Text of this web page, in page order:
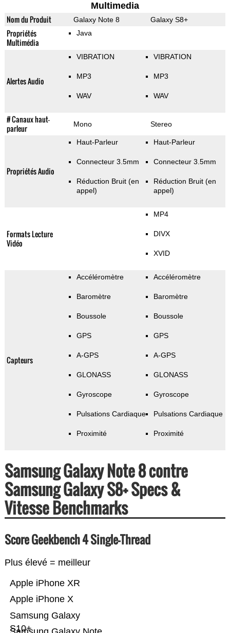
Multimedia
Nom du Produit Galaxy Note 8 Galaxy S8+
Propriétés
Multimédia
Java
Alertes Audio
VIBRATION
MP3
WAV
VIBRATION
MP3
WAV
# Canaux haut-
parleur
Mono Stereo
Propriétés Audio
Haut-Parleur
Connecteur 3.5mm
Réduction Bruit (en
appel)
Haut-Parleur
Connecteur 3.5mm
Réduction Bruit (en
appel)
Formats Lecture
Vidéo
MP4
DIVX
XVID
Capteurs
Accéléromètre
Baromètre
Boussole
GPS
A-GPS
GLONASS
Gyroscope
Pulsations Cardiaque
Proximité
Accéléromètre
Baromètre
Boussole
GPS
A-GPS
GLONASS
Gyroscope
Pulsations Cardiaque
Proximité
Samsung Galaxy Note 8 contre
Samsung Galaxy S8+ Specs &
Vitesse Benchmarks
Score Geekbench 4 Single-Thread
Plus élevé = meilleur
Samsung Galaxy
S10+
Apple iPhone X
Apple iPhone XR